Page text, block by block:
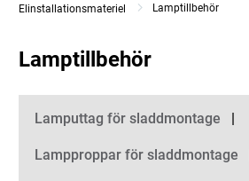
Elinstallationsmateriel
Lamptillbehör
Lamptillbehör
Kategorier
Lamputtag för sladdmontage
Lampproppar för sladdmontage